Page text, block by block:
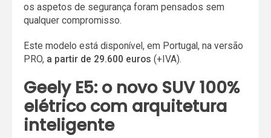
os aspetos de segurança foram pensados sem
qualquer compromisso.
Este modelo está disponível, em Portugal, na versão
PRO, a partir de 29.600 euros (+IVA).
Geely E5: o novo SUV 100%
elétrico com arquitetura
inteligente